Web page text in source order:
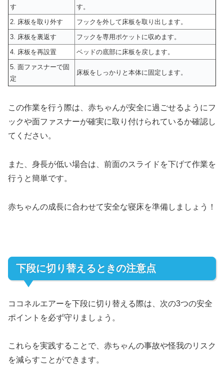
す
す。
2. 床板を取り外す
フックを外して床板を取り出します。
3. 床板を裏返す
フックを専用ポケットに収めます。
4. 床板を再設置
ベッドの底部に床板を戻します。
5. 面ファスナーで固
定
床板をしっかりと本体に固定します。
この作業を行う際は、赤ちゃんが安全に過ごせるようにフ
ックや面ファスナーが確実に取り付けられているか確認し
てください。
また、身長が低い場合は、前面のスライドを下げて作業を
行うと簡単です。
赤ちゃんの成長に合わせて安全な寝床を準備しましょう！
下段に切り替えるときの注意点
ココネルエアーを下段に切り替える際は、次の3つの安全
ポイントを必ず守りましょう。
これらを実践することで、赤ちゃんの事故や怪我のリスク
を減らすことができます。